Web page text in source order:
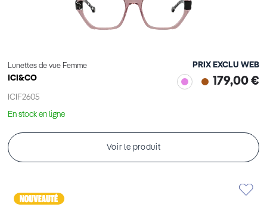
Lunettes de vue Femme
ICI&CO
ICIF2605
PRIX EXCLU WEB
179,00 €
En stock en ligne
Voir le produit